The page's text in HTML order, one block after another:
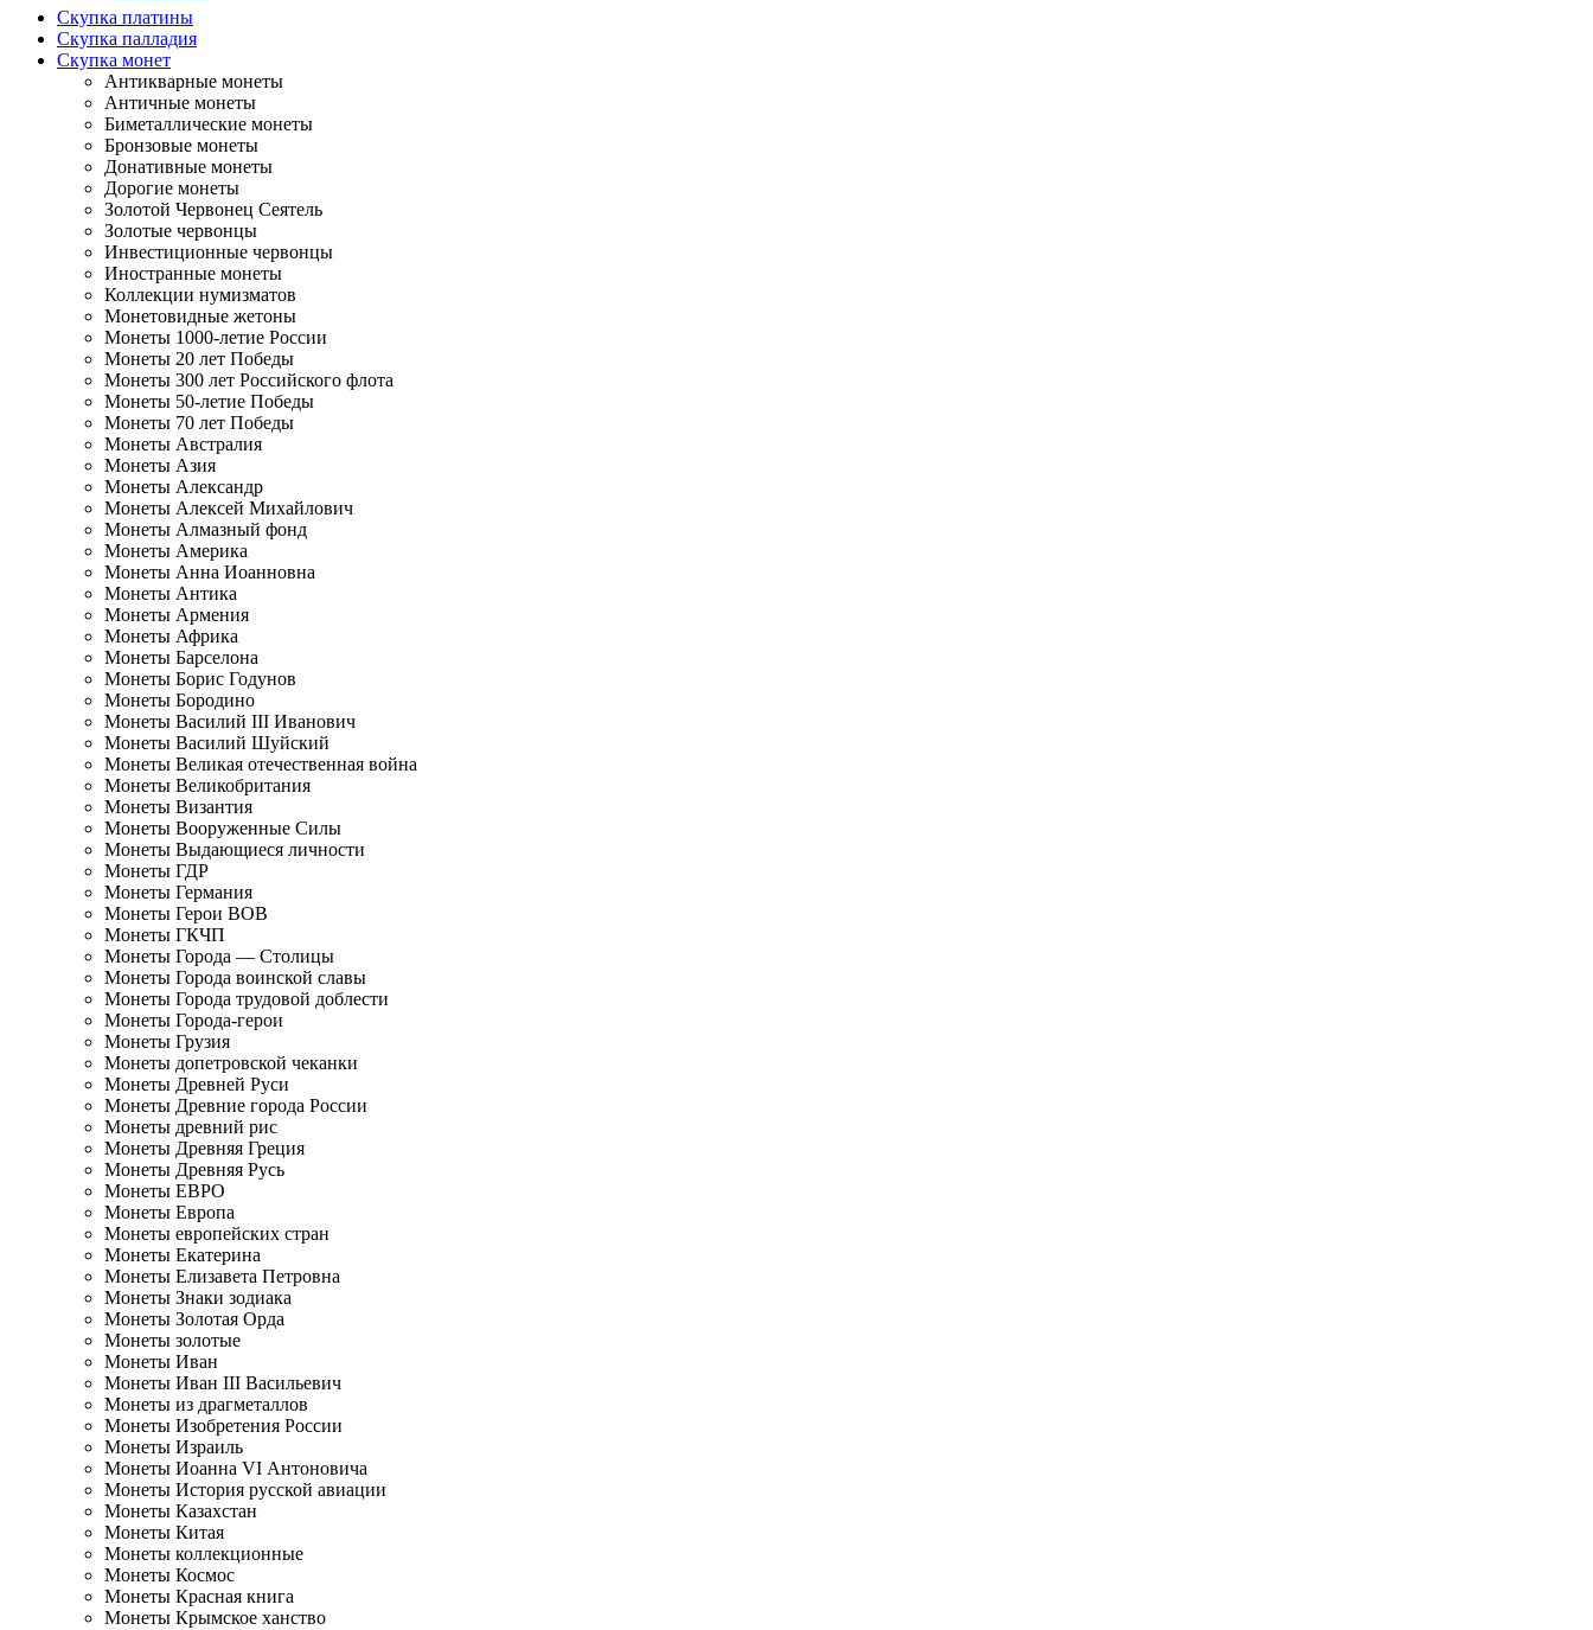
Скупка платины
Скупка палладия
Скупка монет
Антикварные монеты
Античные монеты
Биметаллические монеты
Бронзовые монеты
Донативные монеты
Дорогие монеты
Золотой Червонец Сеятель
Золотые червонцы
Инвестиционные червонцы
Иностранные монеты
Коллекции нумизматов
Монетовидные жетоны
Монеты 1000-летие России
Монеты 20 лет Победы
Монеты 300 лет Российского флота
Монеты 50-летие Победы
Монеты 70 лет Победы
Монеты Австралия
Монеты Азия
Монеты Александр
Монеты Алексей Михайлович
Монеты Алмазный фонд
Монеты Америка
Монеты Анна Иоанновна
Монеты Антика
Монеты Армения
Монеты Африка
Монеты Барселона
Монеты Борис Годунов
Монеты Бородино
Монеты Василий III Иванович
Монеты Василий Шуйский
Монеты Великая отечественная война
Монеты Великобритания
Монеты Византия
Монеты Вооруженные Силы
Монеты Выдающиеся личности
Монеты ГДР
Монеты Германия
Монеты Герои ВОВ
Монеты ГКЧП
Монеты Города — Столицы
Монеты Города воинской славы
Монеты Города трудовой доблести
Монеты Города-герои
Монеты Грузия
Монеты допетровской чеканки
Монеты Древней Руси
Монеты Древние города России
Монеты древний рис
Монеты Древняя Греция
Монеты Древняя Русь
Монеты ЕВРО
Монеты Европа
Монеты европейских стран
Монеты Екатерина
Монеты Елизавета Петровна
Монеты Знаки зодиака
Монеты Золотая Орда
Монеты золотые
Монеты Иван
Монеты Иван III Васильевич
Монеты из драгметаллов
Монеты Изобретения России
Монеты Израиль
Монеты Иоанна VI Антоновича
Монеты История русской авиации
Монеты Казахстан
Монеты Китая
Монеты коллекционные
Монеты Космос
Монеты Красная книга
Монеты Крымское ханство